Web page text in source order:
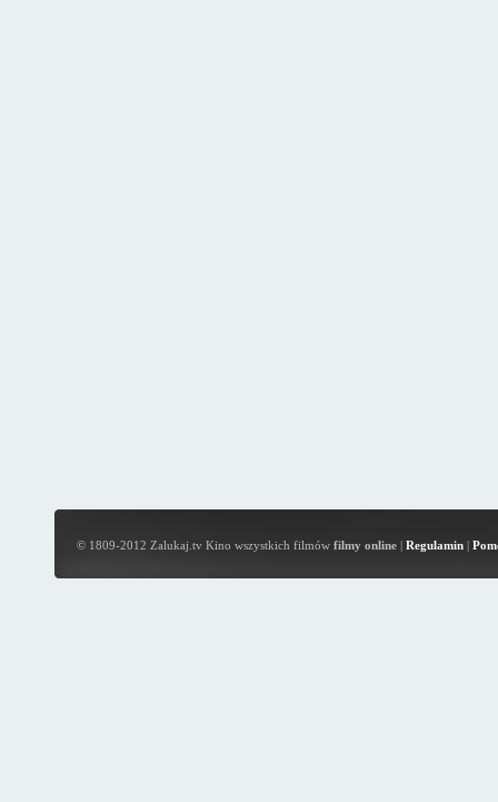
© 1809-2012 Zalukaj.tv Kino wszystkich filmów filmy online| Regulamin|